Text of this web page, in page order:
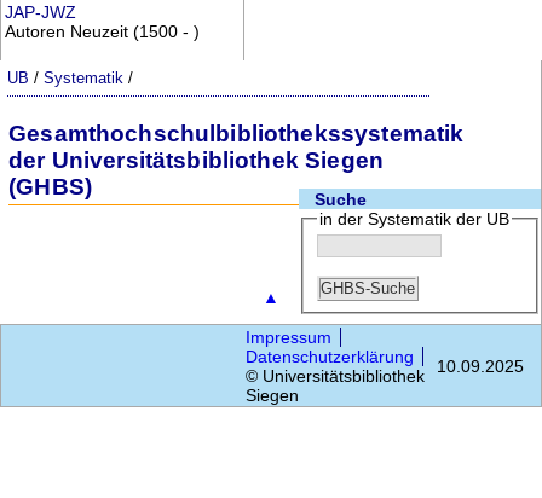
JAP-JWZ
Autoren Neuzeit (1500 - )
UB /Systematik /
Gesamthochschulbibliothekssystematik
der Universitätsbibliothek Siegen
(GHBS)
Suche
in der Systematik der UB
Impressum
Datenschutzerklärung
© Universitätsbibliothek
Siegen
10.09.2025
▲